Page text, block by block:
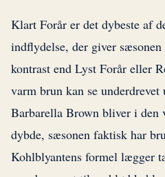
Klart Forår er det dybeste af
indflydelse, der giver
kontrast end Lyst Forår eller
varm brun kan se
Barbarella Brown bliver i den
dybde, sæsonen faktisk har
Kohlblyantens formel lægger